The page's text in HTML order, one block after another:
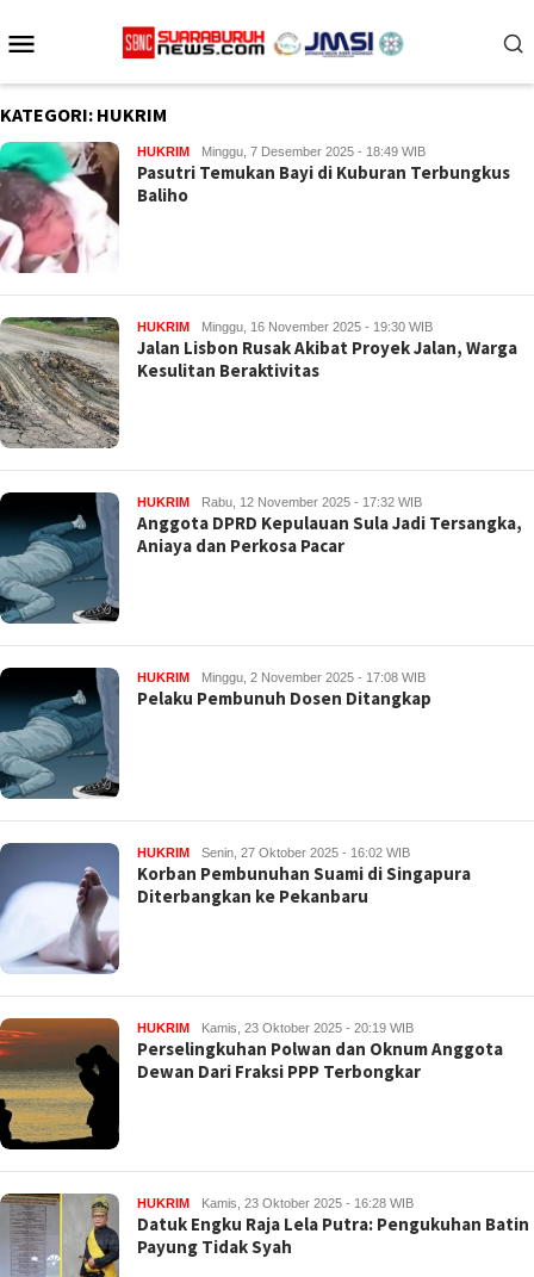
ke
KATEGORI: HUKRIM
HUKRIM Minggu, 7 Desember 2025 - 18:49 WIB
Pasutri Temukan Bayi di Kuburan Terbungkus
Baliho
HUKRIM Minggu, 16 November 2025 - 19:30 WIB
Jalan Lisbon Rusak Akibat Proyek Jalan, Warga
Kesulitan Beraktivitas
HUKRIM Rabu, 12 November 2025 - 17:32 WIB
Anggota DPRD Kepulauan Sula Jadi Tersangka,
Aniaya dan Perkosa Pacar
HUKRIM Minggu, 2 November 2025 - 17:08 WIB
Pelaku Pembunuh Dosen Ditangkap
HUKRIM Senin, 27 Oktober 2025 - 16:02 WIB
Korban Pembunuhan Suami di Singapura
Diterbangkan ke Pekanbaru
HUKRIM Kamis, 23 Oktober 2025 - 20:19 WIB
Perselingkuhan Polwan dan Oknum Anggota
Dewan Dari Fraksi PPP Terbongkar
HUKRIM Kamis, 23 Oktober 2025 - 16:28 WIB
Datuk Engku Raja Lela Putra: Pengukuhan Batin
Payung Tidak Syah